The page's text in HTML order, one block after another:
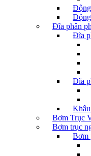
Động
Đĩa phân
Đĩa
Đĩa
Bơm Trục
Bơm trục
Bơm